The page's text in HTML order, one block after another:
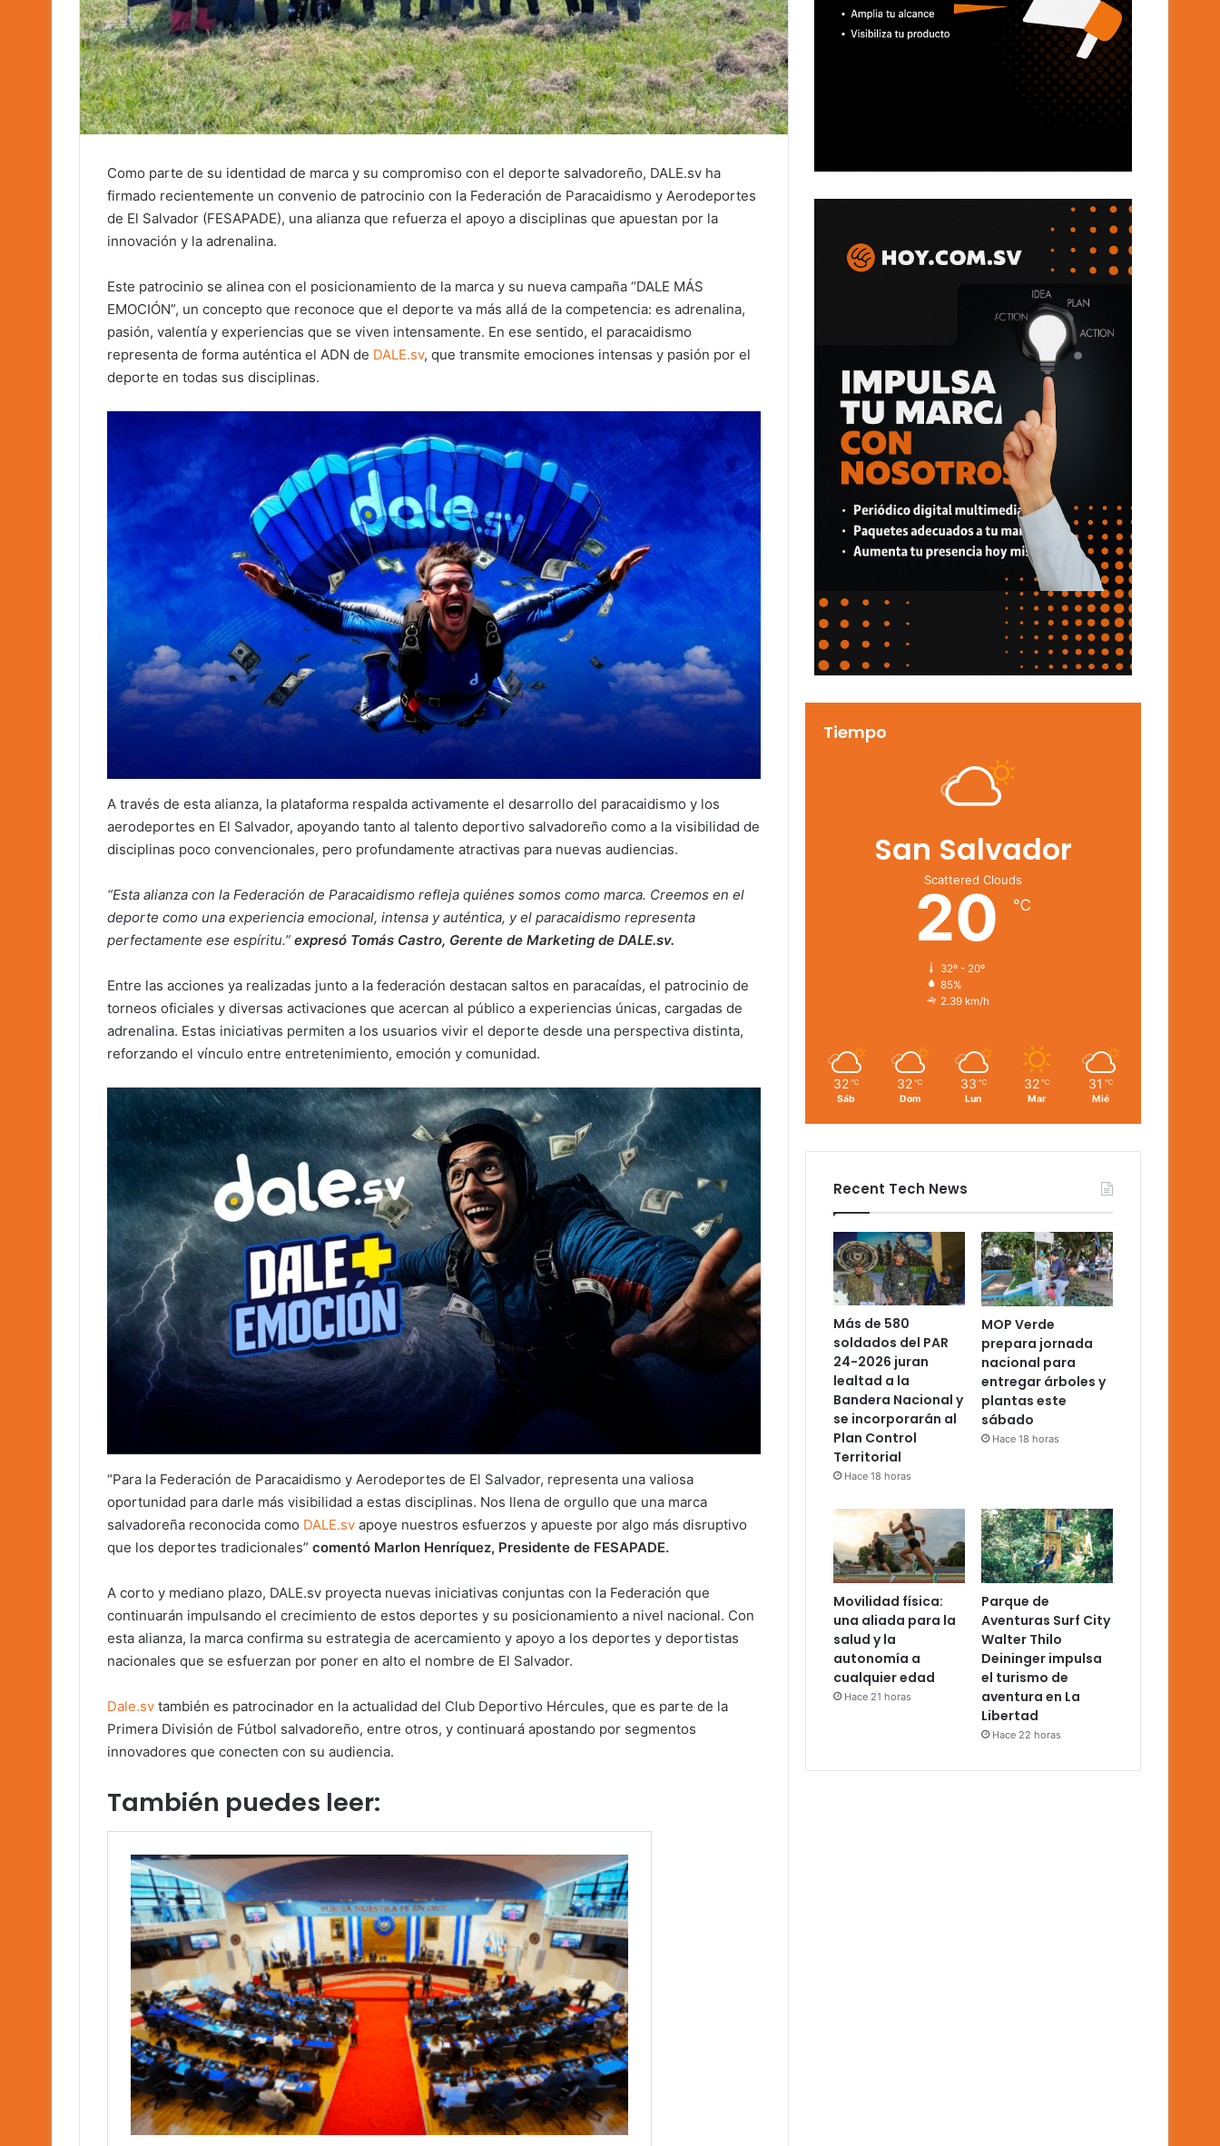
Como parte de su identidad de marca y su compromiso con el deporte salvadoreño, DALE.sv ha
firmado recientemente un convenio de patrocinio con la Federación de Paracaidismo y Aerodeportes
de El Salvador (FESAPADE), una alianza que refuerza el apoyo a disciplinas que apuestan por la
innovación y la adrenalina.
Este patrocinio se alinea con el posicionamiento de la marca y su nueva campaña “DALE MÁS
EMOCIÓN”, un concepto que reconoce que el deporte va más allá de la competencia: es adrenalina,
pasión, valentía y experiencias que se viven intensamente. En ese sentido, el paracaidismo
representa de forma auténtica el ADN de DALE.sv, que transmite emociones intensas y pasión por el
deporte en todas sus disciplinas.
A través de esta alianza, la plataforma respalda activamente el desarrollo del paracaidismo y los
aerodeportes en El Salvador, apoyando tanto al talento deportivo salvadoreño como a la visibilidad de
disciplinas poco convencionales, pero profundamente atractivas para nuevas audiencias.
“Esta alianza con la Federación de Paracaidismo refleja quiénes somos como marca. Creemos en el
deporte como una experiencia emocional, intensa y auténtica, y el paracaidismo representa
perfectamente ese espíritu.” expresó Tomás Castro, Gerente de Marketing de DALE.sv.
Entre las acciones ya realizadas junto a la federación destacan saltos en paracaídas, el patrocinio de
torneos oficiales y diversas activaciones que acercan al público a experiencias únicas, cargadas de
adrenalina. Estas iniciativas permiten a los usuarios vivir el deporte desde una perspectiva distinta,
reforzando el vínculo entre entretenimiento, emoción y comunidad.
“Para la Federación de Paracaidismo y Aerodeportes de El Salvador, representa una valiosa
oportunidad para darle más visibilidad a estas disciplinas. Nos llena de orgullo que una marca
salvadoreña reconocida como DALE.sv apoye nuestros esfuerzos y apueste por algo más disruptivo
que los deportes tradicionales” comentó Marlon Henríquez, Presidente de FESAPADE.
A corto y mediano plazo, DALE.sv proyecta nuevas iniciativas conjuntas con la Federación que
continuarán impulsando el crecimiento de estos deportes y su posicionamiento a nivel nacional. Con
esta alianza, la marca confirma su estrategia de acercamiento y apoyo a los deportes y deportistas
nacionales que se esfuerzan por poner en alto el nombre de El Salvador.
Dale.sv también es patrocinador en la actualidad del Club Deportivo Hércules, que es parte de la
Primera División de Fútbol salvadoreño, entre otros, y continuará apostando por segmentos
innovadores que conecten con su audiencia.
También puedes leer:
Tiempo
San Salvador
Scattered Clouds
20 ℃
32º - 20º
85%
2.39 km/h
32 ℃
Sáb
32 ℃
Dom
33 ℃
Lun
32 ℃
Mar
31 ℃
Mié
Recent Tech News
Más de 580
soldados del PAR
24-2026 juran
lealtad a la
Bandera Nacional y
se incorporarán al
Plan Control
Territorial
Hace 18 horas
MOP Verde
prepara jornada
nacional para
entregar árboles y
plantas este
sábado
Hace 18 horas
Movilidad física:
una aliada para la
salud y la
autonomía a
cualquier edad
Hace 21 horas
Parque de
Aventuras Surf City
Walter Thilo
Deininger impulsa
el turismo de
aventura en La
Libertad
Hace 22 horas